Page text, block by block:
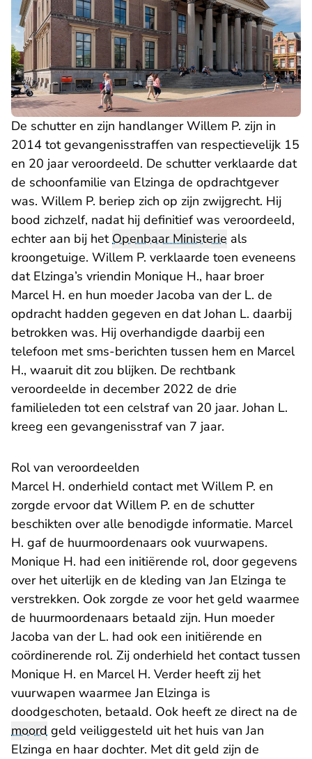
De schutter en zijn handlanger Willem P. zijn in
2014 tot gevangenisstraffen van respectievelijk 15
en 20 jaar veroordeeld. De schutter verklaarde dat
de schoonfamilie van Elzinga de opdrachtgever
was. Willem P. beriep zich op zijn zwijgrecht. Hij
bood zichzelf, nadat hij definitief was veroordeeld,
echter aan bij hetOpenbaar Ministerie als
kroongetuige. Willem P. verklaarde toen eveneens
dat Elzinga’s vriendin Monique H., haar broer
Marcel H. en hun moeder Jacoba van der L. de
opdracht hadden gegeven en dat Johan L. daarbij
betrokken was. Hij overhandigde daarbij een
telefoon met sms-berichten tussen hem en Marcel
H., waaruit dit zou blijken. De rechtbank
veroordeelde in december 2022 de drie
familieleden tot een celstraf van 20 jaar. Johan L.
kreeg een gevangenisstraf van 7 jaar.
Rol van veroordeelden
Marcel H. onderhield contact met Willem P. en
zorgde ervoor dat Willem P. en de schutter
beschikten over alle benodigde informatie. Marcel
H. gaf de huurmoordenaars ook vuurwapens.
Monique H. had een initiërende rol, door gegevens
over het uiterlijk en de kleding van Jan Elzinga te
verstrekken. Ook zorgde ze voor het geld waarmee
de huurmoordenaars betaald zijn. Hun moeder
Jacoba van der L. had ook een initiërende en
coördinerende rol. Zij onderhield het contact tussen
Monique H. en Marcel H. Verder heeft zij het
vuurwapen waarmee Jan Elzinga is
doodgeschoten, betaald. Ook heeft ze direct na de
moord geld veiliggesteld uit het huis van Jan
Elzinga en haar dochter. Met dit geld zijn de